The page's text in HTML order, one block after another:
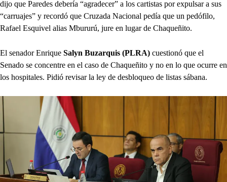
dijo que Paredes debería “agradecer” a los cartistas por expulsar a sus
“carruajes” y recordó que Cruzada Nacional pedía que un pedófilo,
Rafael Esquivel alias Mbururú, jure en lugar de Chaqueñito.
El senador Enrique Salyn Buzarquis (PLRA) cuestionó que el
Senado se concentre en el caso de Chaqueñito y no en lo que ocurre en
los hospitales. Pidió revisar la ley de desbloqueo de listas sábana.